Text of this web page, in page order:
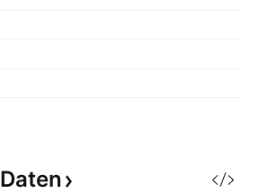
Daten